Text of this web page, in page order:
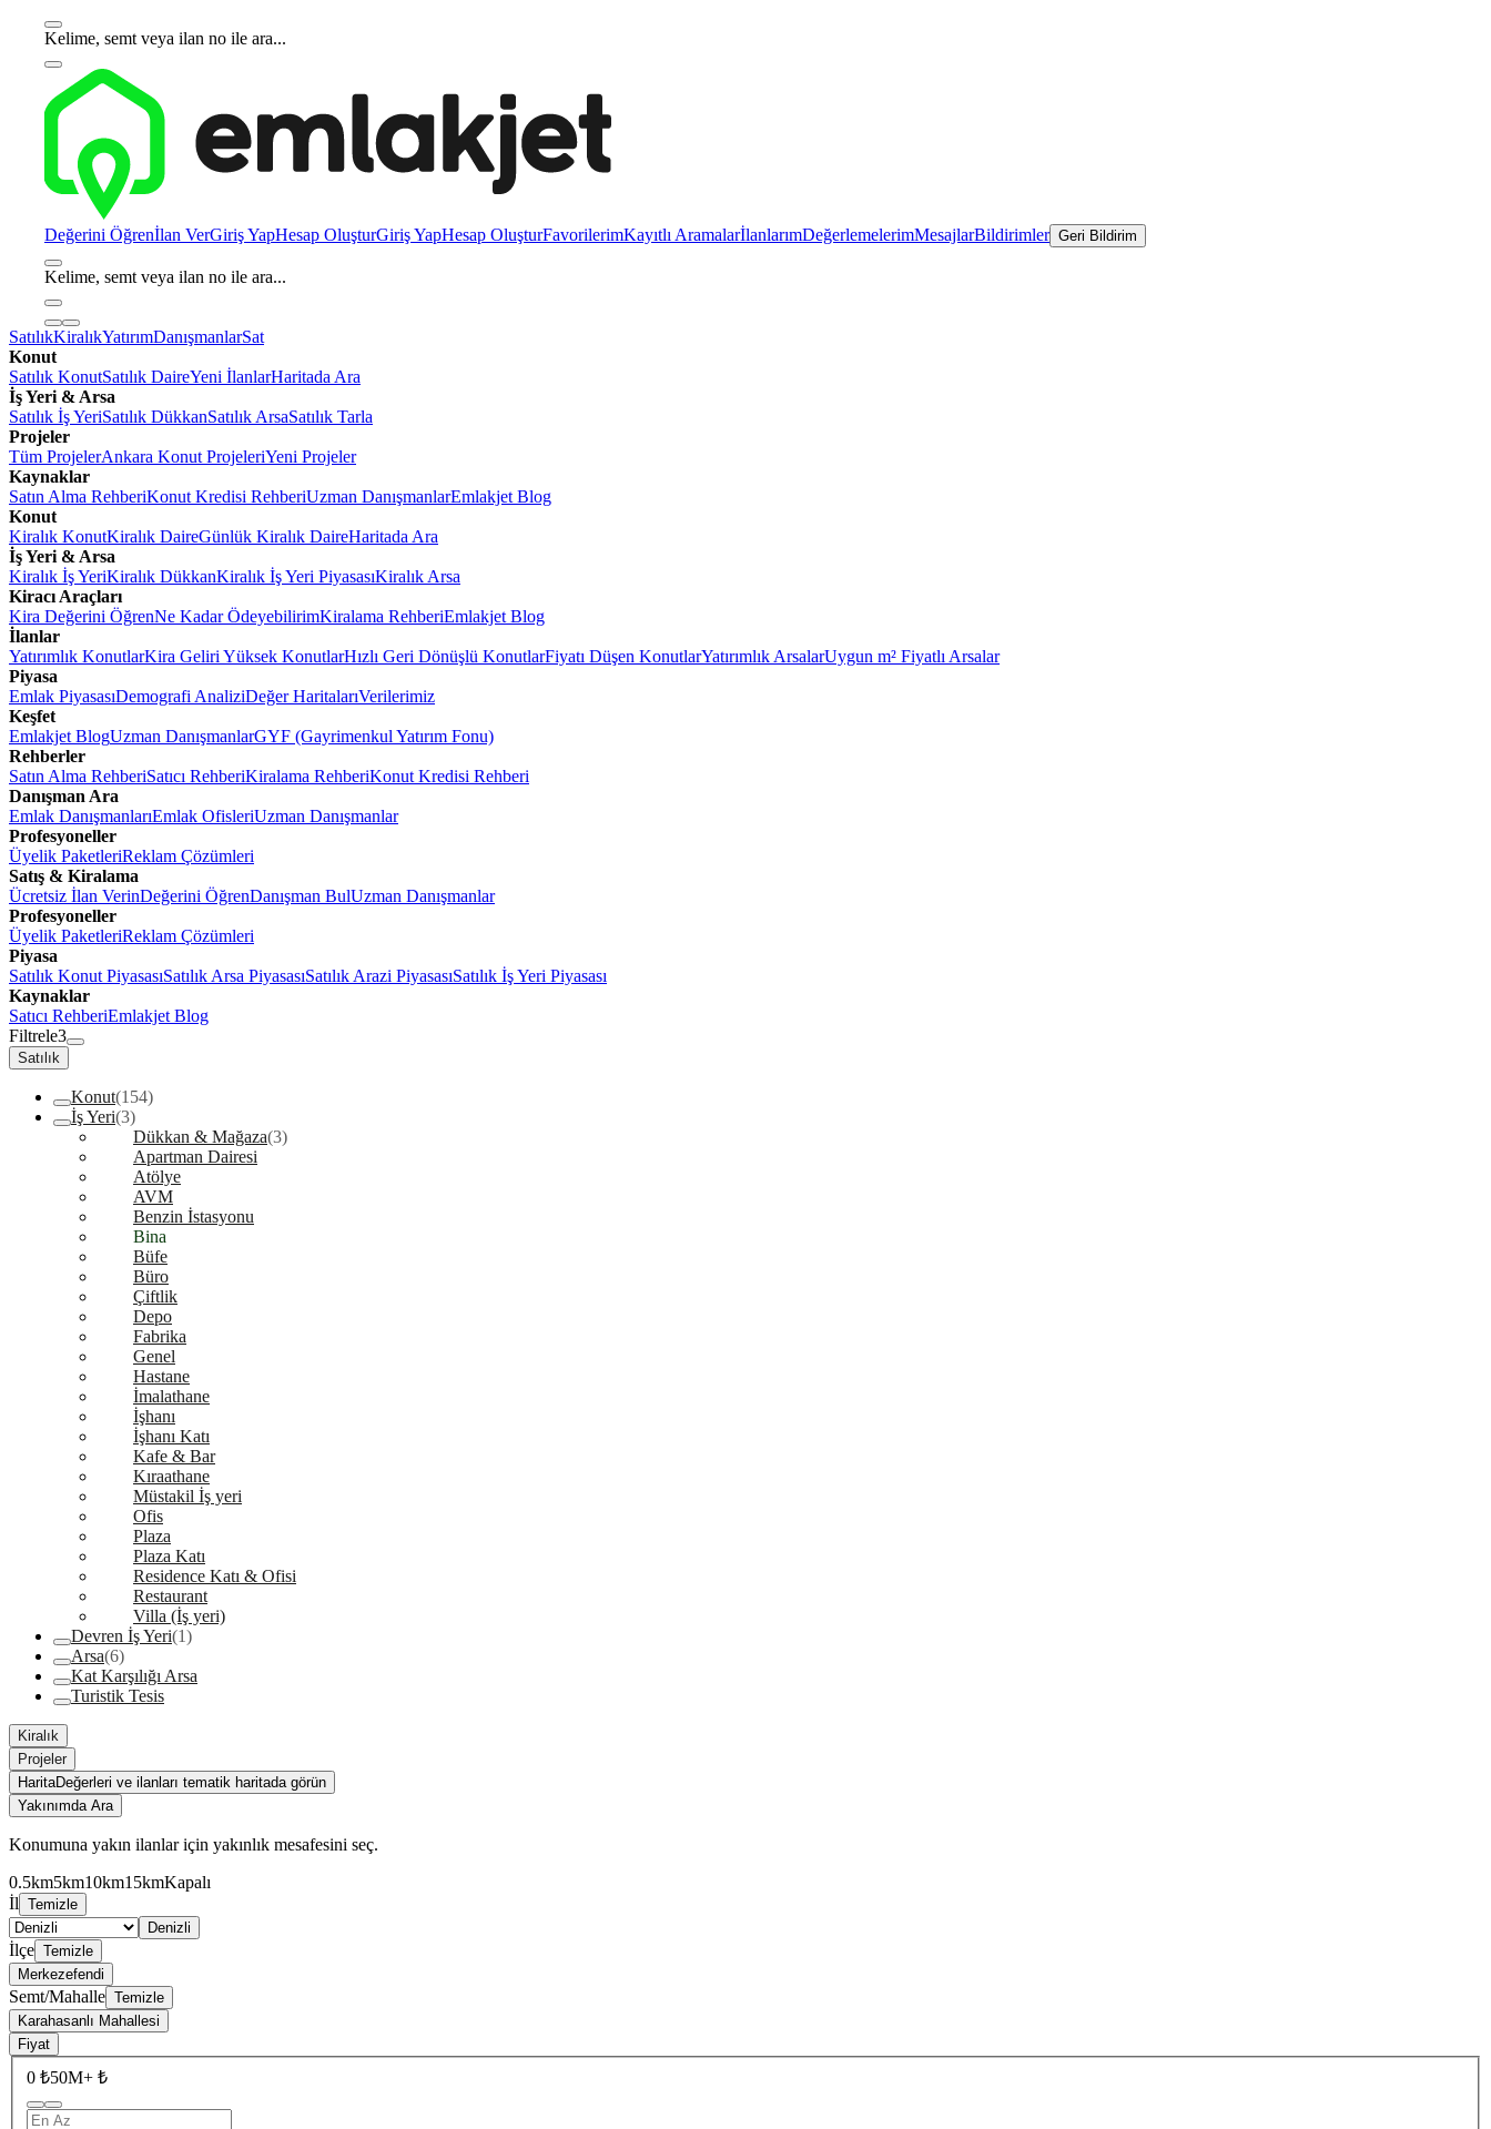
Kelime, semt veya ilan no ile ara...
Değerini Öğrenİlan VerGiriş YapHesap OluşturGiriş YapHesap OluşturFavorilerimKayıtlı AramalarİlanlarımDeğerlemelerimMesajlarBildirimler Geri Bildirim
Kelime, semt veya ilan no ile ara...
SatılıkKiralıkYatırımDanışmanlarSat
Konut
Satılık KonutSatılık DaireYeni İlanlarHaritada Ara
İş Yeri & Arsa
Satılık İş YeriSatılık DükkanSatılık ArsaSatılık Tarla
Projeler
Tüm ProjelerAnkara Konut ProjeleriYeni Projeler
Kaynaklar
Satın Alma RehberiKonut Kredisi RehberiUzman DanışmanlarEmlakjet Blog
Konut
Kiralık KonutKiralık DaireGünlük Kiralık DaireHaritada Ara
İş Yeri & Arsa
Kiralık İş YeriKiralık DükkanKiralık İş Yeri PiyasasıKiralık Arsa
Kiracı Araçları
Kira Değerini ÖğrenNe Kadar ÖdeyebilirimKiralama RehberiEmlakjet Blog
İlanlar
Yatırımlık KonutlarKira Geliri Yüksek KonutlarHızlı Geri Dönüşlü KonutlarFiyatı Düşen KonutlarYatırımlık ArsalarUygun m² Fiyatlı Arsalar
Piyasa
Emlak PiyasasıDemografi AnaliziDeğer HaritalarıVerilerimiz
Keşfet
Emlakjet BlogUzman DanışmanlarGYF (Gayrimenkul Yatırım Fonu)
Rehberler
Satın Alma RehberiSatıcı RehberiKiralama RehberiKonut Kredisi Rehberi
Danışman Ara
Emlak DanışmanlarıEmlak OfisleriUzman Danışmanlar
Profesyoneller
Üyelik PaketleriReklam Çözümleri
Satış & Kiralama
Ücretsiz İlan VerinDeğerini ÖğrenDanışman BulUzman Danışmanlar
Profesyoneller
Üyelik PaketleriReklam Çözümleri
Piyasa
Satılık Konut PiyasasıSatılık Arsa PiyasasıSatılık Arazi PiyasasıSatılık İş Yeri Piyasası
Kaynaklar
Satıcı RehberiEmlakjet Blog
Filtrele3
Satılık
Konut(154)
İş Yeri(3)
Dükkan & Mağaza(3)
Apartman Dairesi
Atölye
AVM
Benzin İstasyonu
Bina
Büfe
Büro
Çiftlik
Depo
Fabrika
Genel
Hastane
İmalathane
İşhanı
İşhanı Katı
Kafe & Bar
Kıraathane
Müstakil İş yeri
Ofis
Plaza
Plaza Katı
Residence Katı & Ofisi
Restaurant
Villa (İş yeri)
Devren İş Yeri(1)
Arsa(6)
Kat Karşılığı Arsa
Turistik Tesis
Kiralık
Projeler
HaritaDeğerleri ve ilanları tematik haritada görün
Yakınımda Ara
Konumuna yakın ilanlar için yakınlık mesafesini seç.
0.5km5km10km15kmKapalı
İl Temizle
Denizli
İlçe Temizle
Merkezefendi
Semt/Mahalle Temizle
Karahasanlı Mahallesi
Fiyat
0 ₺50M+ ₺